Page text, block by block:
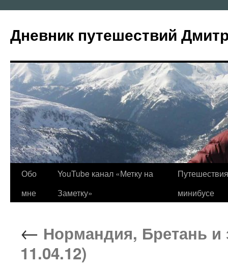
содержимому
Дневник путешествий
Обо
мне
YouTube канал «Метку на
Заметку»
минибусе
← Нормандия, Бретань
11.04.12)